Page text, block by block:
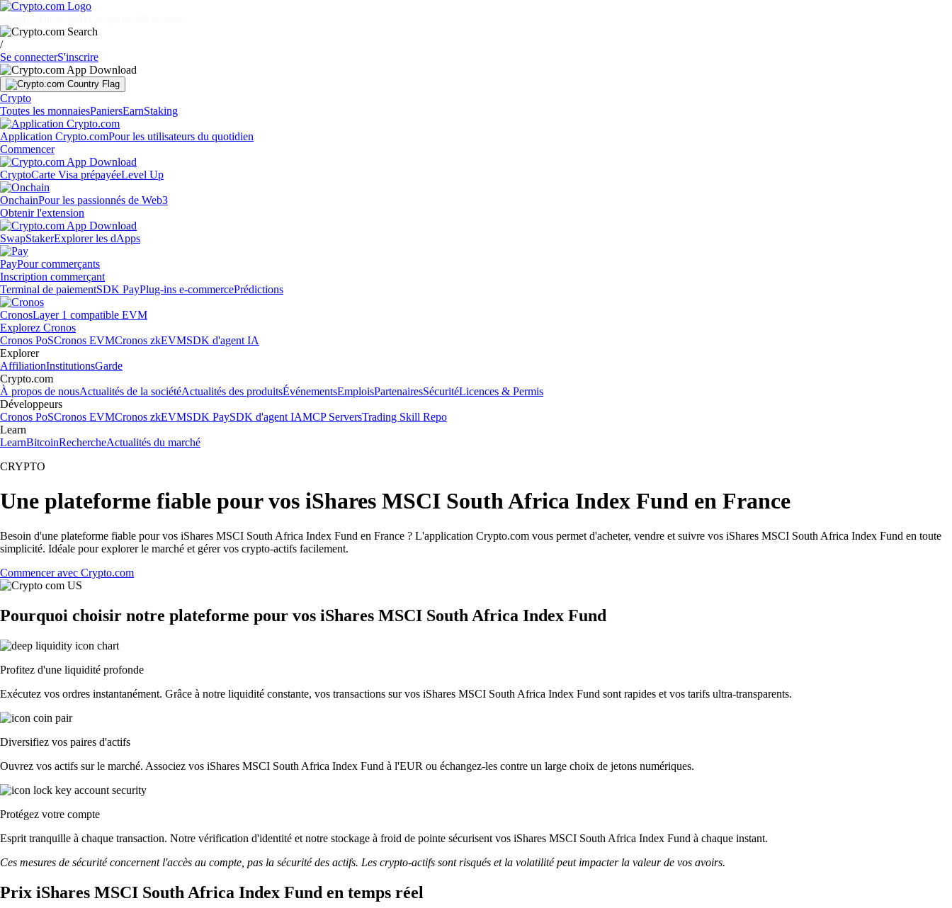
/
Se connecterS'inscrire
Crypto
Toutes les monnaiesPaniersEarnStaking
Application Crypto.comPour les utilisateurs du quotidien
Commencer
CryptoCarte Visa prépayéeLevel Up
OnchainPour les passionnés de Web3
Obtenir l'extension
SwapStakerExplorer les dApps
PayPour commerçants
Inscription commerçant
Terminal de paiementSDK PayPlug-ins e-commercePrédictions
CronosLayer 1 compatible EVM
Explorez Cronos
Cronos PoSCronos EVMCronos zkEVMSDK d'agent IA
Explorer
AffiliationInstitutionsGarde
Crypto.com
À propos de nousActualités de la sociétéActualités des produitsÉvénementsEmploisPartenairesSécuritéLicences & Permis
Développeurs
Cronos PoSCronos EVMCronos zkEVMSDK PaySDK d'agent IAMCP ServersTrading Skill Repo
Learn
LearnBitcoinRechercheActualités du marché
CRYPTO
Une plateforme fiable pour vos iShares MSCI South Africa Index Fund en France
Besoin d'une plateforme fiable pour vos iShares MSCI South Africa Index Fund en France ? L'application Crypto.com vous permet d'acheter, vendre et suivre vos iShares MSCI South Africa Index Fund en toute
simplicité. Idéale pour explorer le marché et gérer vos crypto-actifs facilement.
Commencer avec Crypto.com
Pourquoi choisir notre plateforme pour vos iShares MSCI South Africa Index Fund
Profitez d'une liquidité profonde
Exécutez vos ordres instantanément. Grâce à notre liquidité constante, vos transactions sur vos iShares MSCI South Africa Index Fund sont rapides et vos tarifs ultra-transparents.
Diversifiez vos paires d'actifs
Ouvrez vos actifs sur le marché. Associez vos iShares MSCI South Africa Index Fund à l'EUR ou échangez-les contre un large choix de jetons numériques.
Protégez votre compte
Esprit tranquille à chaque transaction. Notre vérification d'identité et notre stockage à froid de pointe sécurisent vos iShares MSCI South Africa Index Fund à chaque instant.
Ces mesures de sécurité concernent l'accès au compte, pas la sécurité des actifs. Les crypto-actifs sont risqués et la volatilité peut impacter la valeur de vos avoirs.
Prix iShares MSCI South Africa Index Fund en temps réel